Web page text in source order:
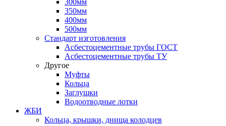
300мм
350мм
400мм
500мм
Стандарт изготовления
Асбестоцементные трубы ГОСТ
Асбестоцементные трубы ТУ
Другое
Муфты
Кольца
Заглушки
Водоотводные лотки
ЖБИ
Кольца, крышки, днища колодцев